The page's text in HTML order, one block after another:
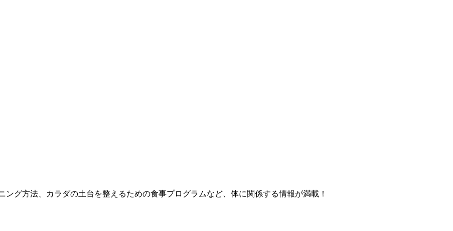
グ方法、カラダの土台を整えるための食事プログラムなど、体に関係する情報が満載！